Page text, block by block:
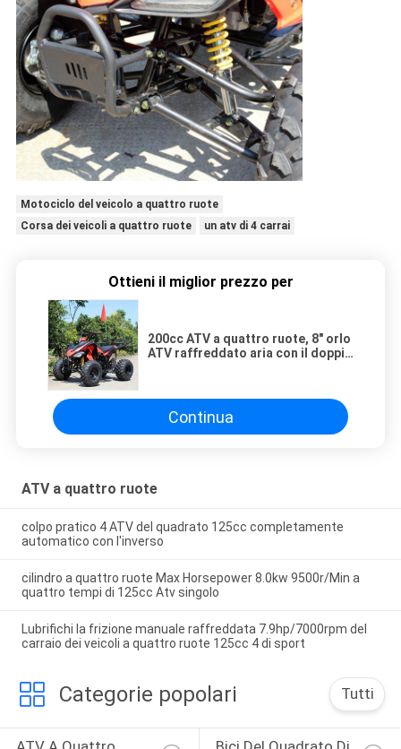
Motociclo del veicolo a quattro ruote
Corsa dei veicoli a quattro ruote
un atv di 4 carrai
Ottieni il miglior prezzo per
200cc ATV a quattro ruote, 8" orlo
ATV raffreddato aria con il doppio
Continua
ATV a quattro ruote
colpo pratico 4 ATV del quadrato 125cc completamente
automatico con l'inverso
cilindro a quattro ruote Max Horsepower 8.0kw 9500r/Min a
quattro tempi di 125cc Atv singolo
Lubrifichi la frizione manuale raffreddata 7.9hp/7000rpm del
carraio dei veicoli a quattro ruote 125cc 4 di sport
Categorie popolari Tutti